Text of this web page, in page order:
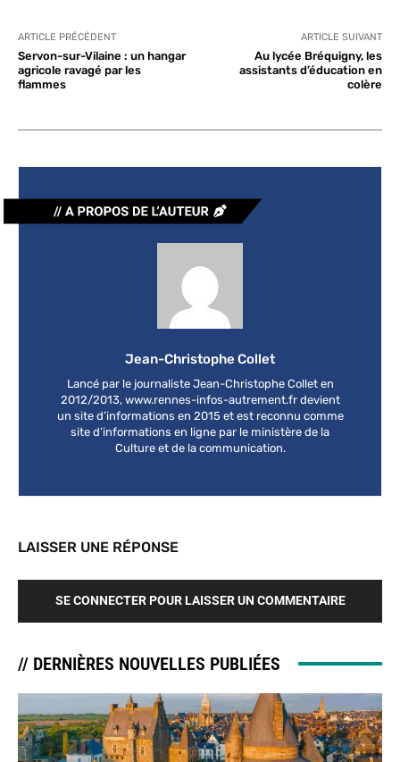
ARTICLE PRÉCÉDENT
Servon-sur-Vilaine : un hangar
agricole ravagé par les
flammes
ARTICLE SUIVANT
Au lycée Bréquigny, les
assistants d’éducation en
colère
Jean-Christophe Collet
Lancé par le journaliste Jean-Christophe Collet en
2012/2013, www.rennes-infos-autrement.fr devient
un site d’informations en 2015 et est reconnu comme
site d’informations en ligne par le ministère de la
Culture et de la communication.
LAISSER UNE RÉPONSE
SE CONNECTER POUR LAISSER UN COMMENTAIRE
// DERNIÈRES NOUVELLES PUBLIÉES